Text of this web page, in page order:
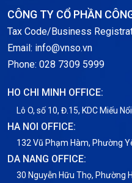
Notification
Thông tin chung
Tin tức
CÔNG TY CỔ PHẦN
Tax Code/Business
Email: info@vnso.vn
Phone: 028 7309 5999
HO CHI MINH OFFICE:
Lô O, số 10, Đ.15, KDC Miếu
HA NOI OFFICE:
132 Vũ Phạm Hàm, Phường
DA NANG OFFICE:
30 Nguyễn Hữu Thọ, Phường